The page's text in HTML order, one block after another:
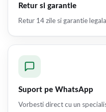
Retur si garantie
Retur 14 zile si garantie
Suport pe WhatsApp
Vorbesti direct cu un